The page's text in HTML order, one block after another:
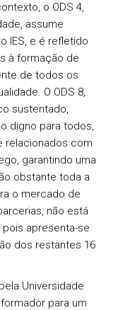
o ODS 4,
assume
IES, e é refletido
à formação de
de todos os
O ODS 8,
sustentado,
digno para todos,
relacionados com
garantindo uma
obstante toda a
o mercado de
não está
apresenta-se
dos restantes 16
Universidade
para um